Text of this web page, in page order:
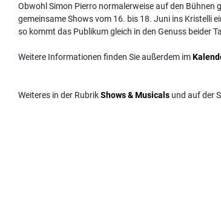
Obwohl Simon Pierro normalerweise auf den
gemeinsame Shows vom 16. bis 18. Juni ins Kristelli
so kommt das Publikum gleich in den Genuss beider
Weitere Informationen finden Sie außerdem im
Weiteres in der RubrikShows & Musicals und auf der